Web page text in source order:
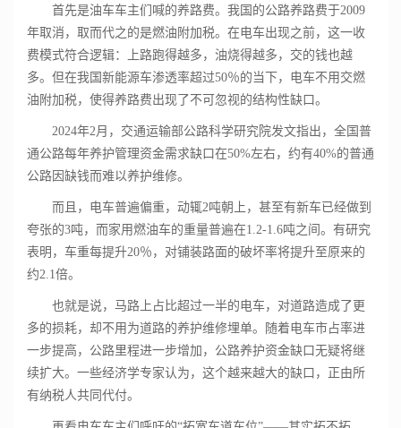
首先是油车车主们喊的养路费。我国的公路养路费于2009
年取消，取而代之的是燃油附加税。在电车出现之前，这一收
费模式符合逻辑：上路跑得越多，油烧得越多，交的钱也越
多。但在我国新能源车渗透率超过50％的当下，电车不用交燃
油附加税，使得养路费出现了不可忽视的结构性缺口。
2024年2月，交通运输部公路科学研究院发文指出，全国普
通公路每年养护管理资金需求缺口在50%左右，约有40%的普通
公路因缺钱而难以养护维修。
而且，电车普遍偏重，动辄2吨朝上，甚至有新车已经做到
夸张的3吨，而家用燃油车的重量普遍在1.2-1.6吨之间。有研究
表明，车重每提升20％，对铺装路面的破坏率将提升至原来的
约2.1倍。
也就是说，马路上占比超过一半的电车，对道路造成了更
多的损耗，却不用为道路的养护维修埋单。随着电车市占率进
一步提高，公路里程进一步增加，公路养护资金缺口无疑将继
续扩大。一些经济学专家认为，这个越来越大的缺口，正由所
有纳税人共同代付。